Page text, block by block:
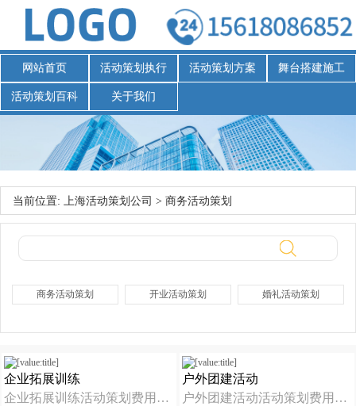
网站首页 活动策划执行 活动策划方案 舞台搭建施工
活动策划百科 关于我们
当前位置: 上海活动策划公司 > 商务活动策划
商务活动策划 开业活动策划 婚礼活动策划
企业拓展训练
企业拓展训练活动策划费用，活动策划多少钱会因各种因素而有所不同，包括活动规模、地点、时长、主题、嘉宾 ...
户外团建活动
户外团建活动活动策划费用，活动策划多少钱会因各种因素而有所不同，包括活动规模、地点、时长、主题、嘉宾 ...